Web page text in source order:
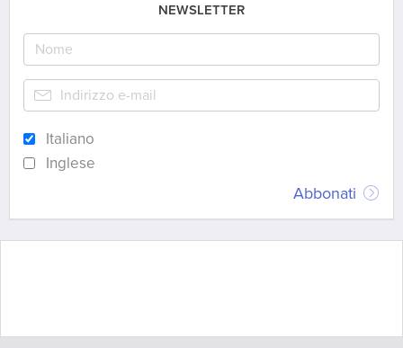
NEWSLETTER
Italiano
Inglese
Abbonati